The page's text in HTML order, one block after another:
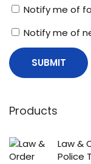
Notify me of
Notify me of
Products
Law &
Police